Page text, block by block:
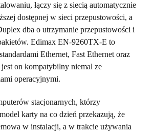
łączy się z siecią automatycznie
dostępnej w sieci przepustowości, a
dba o utrzymanie przepustowości i
Edimax EN-9260TX-E to
Ethernet, Fast Ethernet oraz
on kompatybilny niemal ze
operacyjnymi.
stacjonarnych, którzy
karty na co dzień przekazują, że
w instalacji, a w trakcie używania